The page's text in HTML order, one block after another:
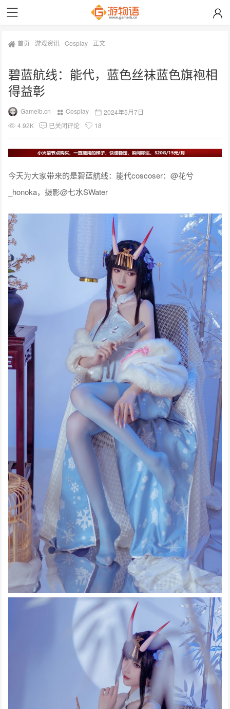
首页 -游戏资讯-Cosplay- 正文
碧蓝航线：能代，蓝色丝袜蓝色旗袍相
得益彰
Gameib.cn Cosplay
2024年5月7日
4.92K
已关闭评论 18
今天为大家带来的是碧蓝航线：能代coscoser：@花兮
_honoka，摄影@七水SWater